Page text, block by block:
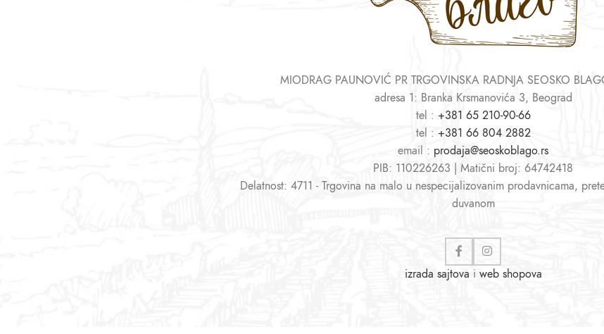
MIODRAG PAUNOVIĆ PR TRGOVINSKA RADNJA SEOSKO
adresa 1: Branka Krsmanovića 3, Beograd
tel : +381 65 210-90-66
tel : +381 66 804 2882
email : prodaja@seoskoblago.rs
PIB: 110226263 | Matični broj: 64742418
Delatnost: 4711 - Trgovina na malo u nespecijalizovanim prodavnicama,
duvanom
izrada sajtova i web shopova